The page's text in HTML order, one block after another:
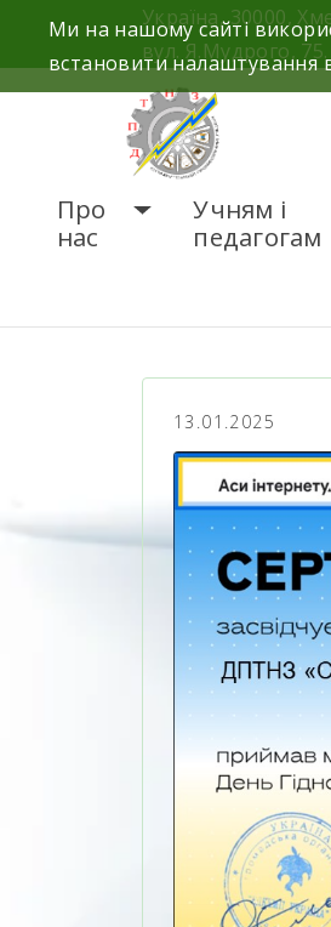
Україна, 30000,
вул. Я.Мудрого, 75.
Про
нас
Учням і
педагогам
13.01.2025
Ми на нашому сайті
встановити налаштування